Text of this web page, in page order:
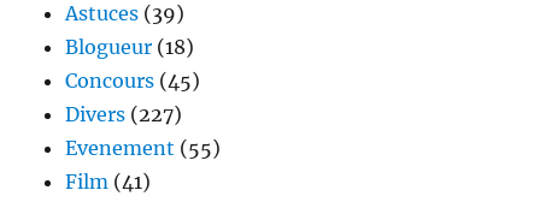
Astuces (39)
Blogueur (18)
Concours (45)
Divers (227)
Evenement (55)
Film (41)